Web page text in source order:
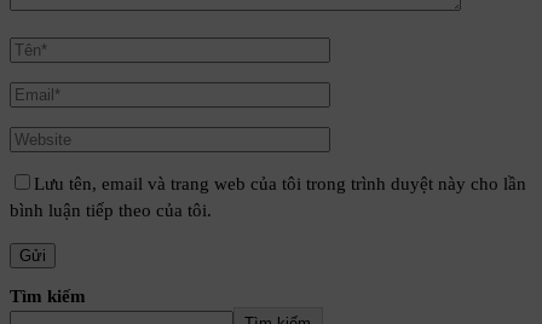
Lưu tên, email và trang web của tôi trong trình duyệt này cho lần
bình luận tiếp theo của tôi.
Tìm kiếm